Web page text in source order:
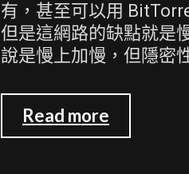
有，甚至可以用
但是這網路的缺點就是
說是慢上加慢，但隱密
Read more
FreeBSD